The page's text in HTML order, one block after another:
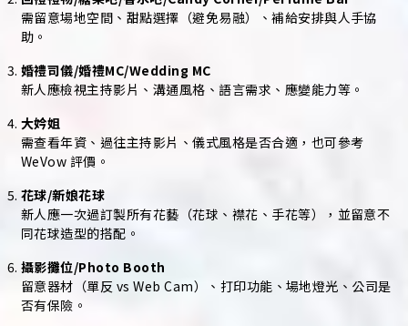
需留意場地空間、甜點選擇（避免易融）、補給安排與人手協
助。
婚禮司儀/婚禮MC/Wedding MC
新人應檢視主持影片、溝通風格、語言需求、應變能力等。
大妗姐
需查看年資、過往主持影片、儀式風格是否合適，也可參考
WeVow 評價。
花球/新娘花球
新人應一次過訂製所有花藝（花球、襟花、手花等），並留意不
同花球造型的搭配。
攝影攤位/Photo Booth
留意器材（單反 vs Web Cam）、打印功能、場地燈光、公司是
否有保險。